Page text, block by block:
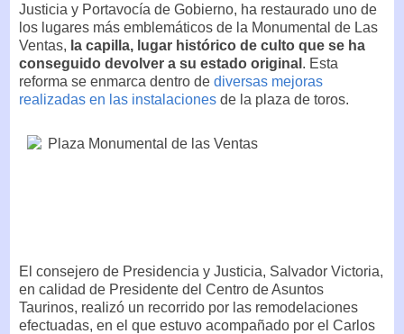
Justicia y Portavocía de Gobierno, ha restaurado uno de
los lugares más emblemáticos de la Monumental de Las
Ventas, la capilla, lugar histórico de culto que se ha
conseguido devolver a su estado original . Esta
reforma se enmarca dentro de diversas mejoras
realizadas en las instalaciones de la plaza de toros.
El consejero de Presidencia y Justicia, Salvador Victoria,
en calidad de Presidente del Centro de Asuntos
Taurinos, realizó un recorrido por las remodelaciones
efectuadas, en el que estuvo acompañado por el Carlos